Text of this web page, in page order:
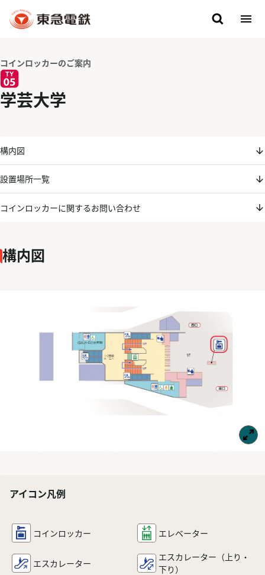
コインロッカーのご案内
学芸大学
構内図
設置場所一覧
コインロッカーに関するお問い合わせ
構内図
アイコン凡例
コインロッカー エレベーター
エスカレーター
エスカレーター （上り・
下り）